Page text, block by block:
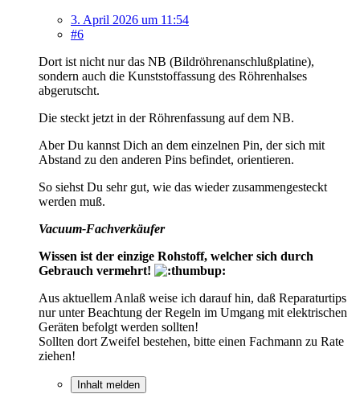
3. April 2026 um 11:54
#6
Dort ist nicht nur das NB (Bildröhrenanschlußplatine),
sondern auch die Kunststoffassung des Röhrenhalses
abgerutscht.
Die steckt jetzt in der Röhrenfassung auf dem NB.
Aber Du kannst Dich an dem einzelnen Pin, der sich mit
Abstand zu den anderen Pins befindet, orientieren.
So siehst Du sehr gut, wie das wieder zusammengesteckt
werden muß.
Vacuum-Fachverkäufer
Wissen ist der einzige Rohstoff, welcher sich durch
Gebrauch vermehrt!
Aus aktuellem Anlaß weise ich darauf hin, daß Reparaturtips
nur unter Beachtung der Regeln im Umgang mit elektrischen
Geräten befolgt werden sollten!
Sollten dort Zweifel bestehen, bitte einen Fachmann zu Rate
ziehen!
Inhalt melden